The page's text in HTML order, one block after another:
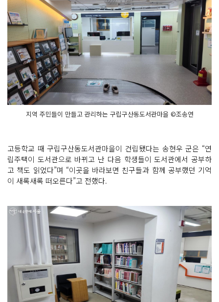
지역 주민들이 만들고 관리하는 구립구산동도서관마을 ©조송연
고등학교 때 구립구산동도서관마을이 건립됐다는 송현우 군은 “연
립주택이 도서관으로 바뀌고 난 다음 학생들이 도서관에서 공부하
고 책도 읽었다”며 “이곳을 바라보면 친구들과 함께 공부했던 기억
이 새록새록 떠오른다”고 전했다.